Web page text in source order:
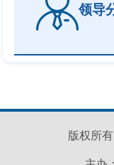
领导
版权所